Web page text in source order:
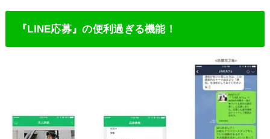
『LINE応募』の便利過ぎる機能！